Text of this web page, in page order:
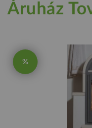
Áruház
%